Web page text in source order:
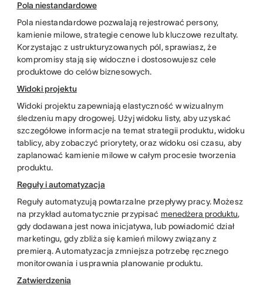
Pola niestandardowe
Pola niestandardowe pozwalają rejestrować persony,
kamienie milowe, strategie cenowe lub kluczowe rezultaty.
Korzystając z ustrukturyzowanych pól, sprawiasz, że
kompromisy stają się widoczne i dostosowujesz cele
produktowe do celów biznesowych.
Widoki projektu
Widoki projektu zapewniają elastyczność w wizualnym
śledzeniu mapy drogowej. Użyj widoku listy, aby uzyskać
szczegółowe informacje na temat strategii produktu, widoku
tablicy, aby zobaczyć priorytety, oraz widoku osi czasu, aby
zaplanować kamienie milowe w całym procesie tworzenia
produktu.
Reguły i automatyzacja
Reguły automatyzują powtarzalne przepływy pracy. Możesz
na przykład automatycznie przypisać menedżera produktu,
gdy dodawana jest nowa inicjatywa, lub powiadomić dział
marketingu, gdy zbliża się kamień milowy związany z
premierą. Automatyzacja zmniejsza potrzebę ręcznego
monitorowania i usprawnia planowanie produktu.
Zatwierdzenia